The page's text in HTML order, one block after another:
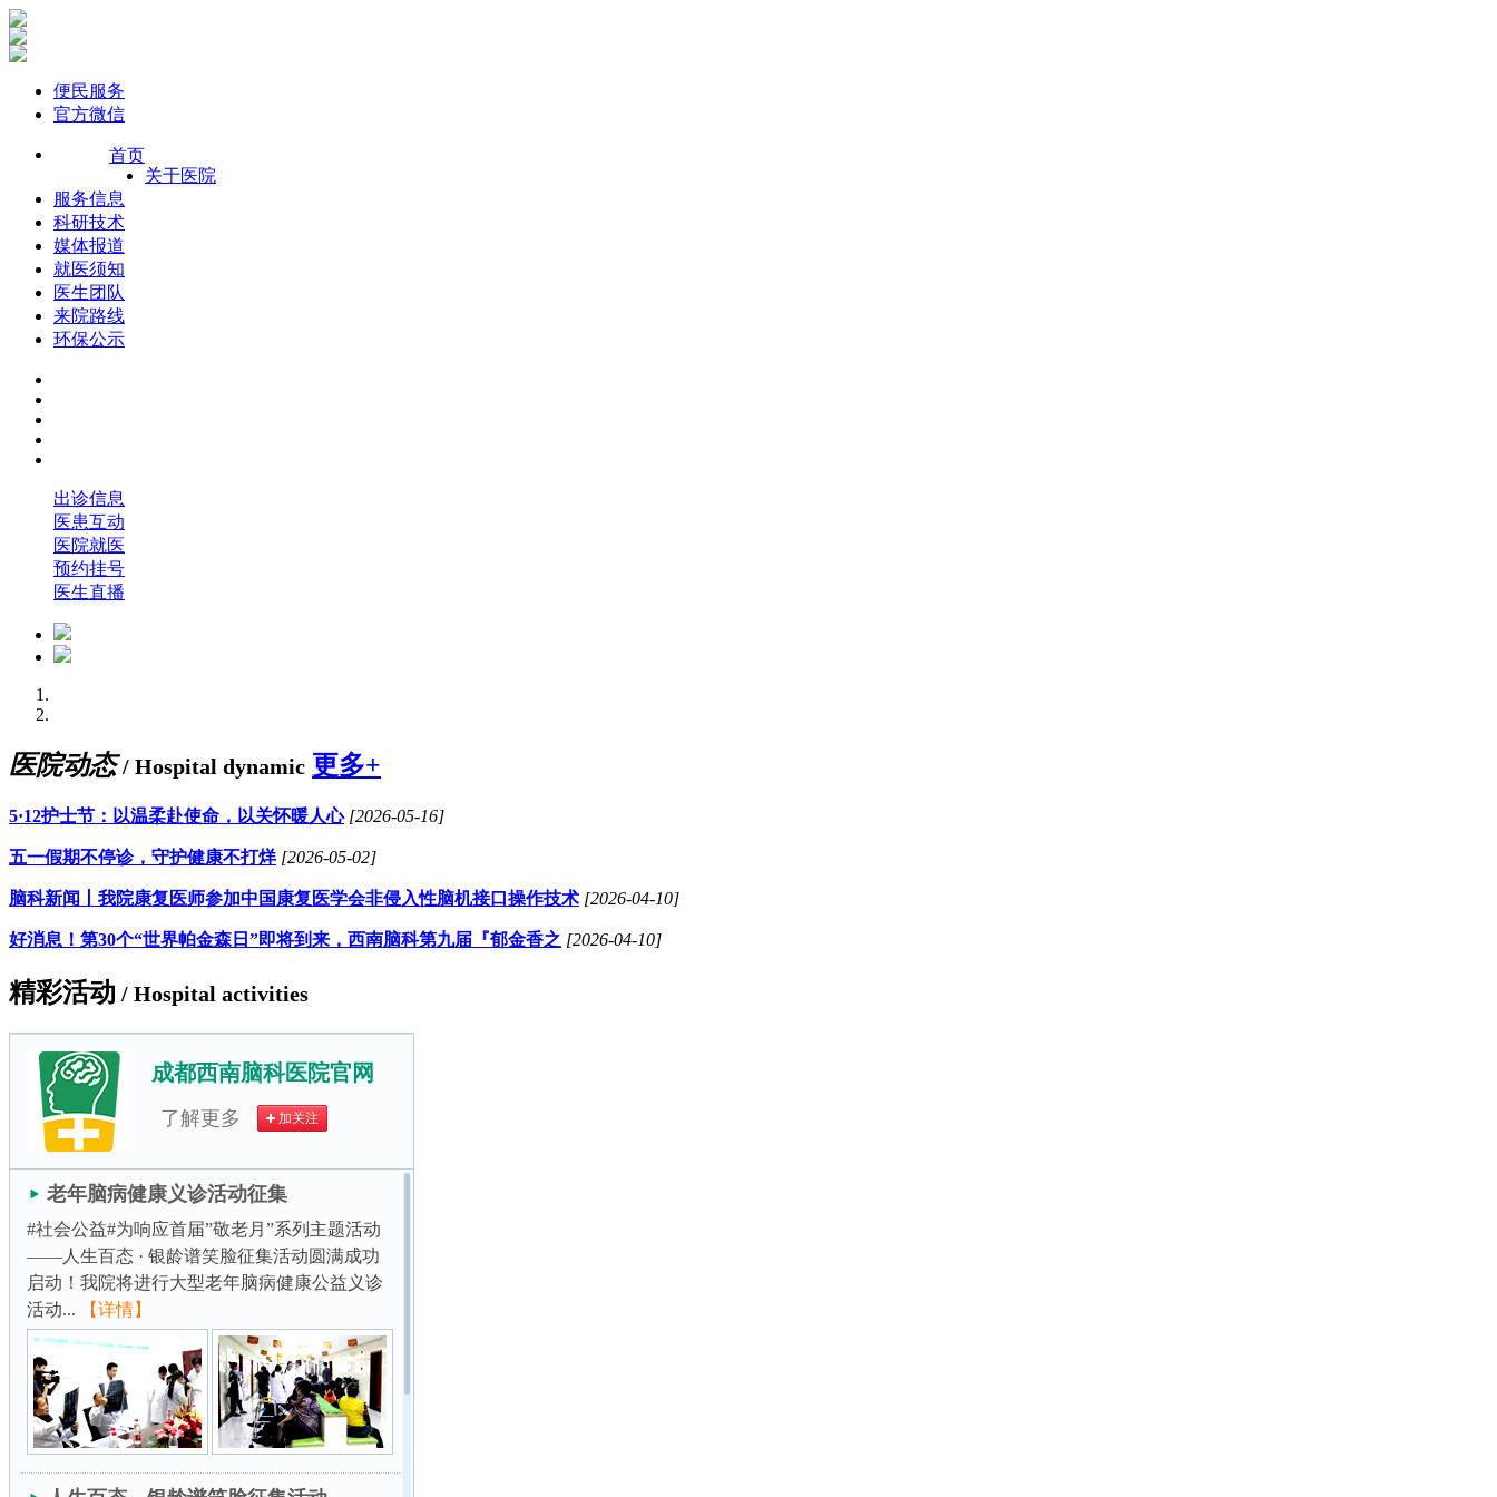
便民服务
官方微信
首页
关于医院
服务信息
科研技术
媒体报道
就医须知
医生团队
来院路线
环保公示
出诊信息
医患互动
医院就医
预约挂号
医生直播
医院动态 / Hospital dynamic 更多+
5·12护士节：以温柔赴使命，以关怀暖人心 [2026-05-16]
五一假期不停诊，守护健康不打烊 [2026-05-02]
脑科新闻丨我院康复医师参加中国康复医学会非侵入性脑机接口操作技术 [2026-04-10]
好消息！第30个“世界帕金森日”即将到来，西南脑科第九届『郁金香之 [2026-04-10]
精彩活动 / Hospital activities